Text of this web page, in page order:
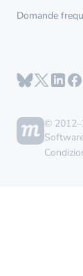
Domande
©